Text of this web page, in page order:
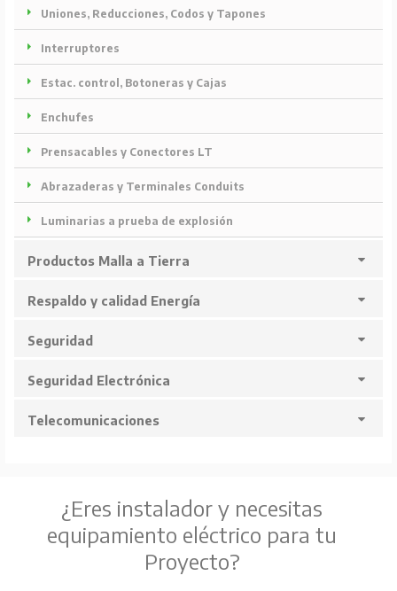
Uniones, Reducciones, Codos y Tapones
Interruptores
Estac. control, Botoneras y Cajas
Enchufes
Prensacables y Conectores LT
Abrazaderas y Terminales Conduits
Luminarias a prueba de explosión
Productos Malla a Tierra
Respaldo y calidad Energía
Seguridad
Seguridad Electrónica
Telecomunicaciones
¿Eres instalador y necesitas
equipamiento eléctrico para tu
Proyecto?